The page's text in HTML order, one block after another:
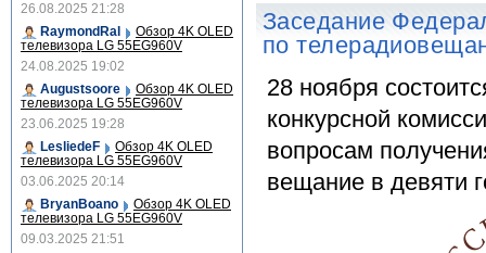
Заседание
по
28 ноября
конкурсной
вопросам
вещание в девяти
26.08.2025 21:28
RaymondRal
Обзор 4K OLED
телевизора LG 55EG960V
24.08.2025 19:02
Augustsoore
Обзор 4K OLED
телевизора LG 55EG960V
23.06.2025 19:28
LesliedeF
Обзор 4K OLED
телевизора LG 55EG960V
03.06.2025 20:14
BryanBoano
Обзор 4K OLED
телевизора LG 55EG960V
09.03.2025 21:51